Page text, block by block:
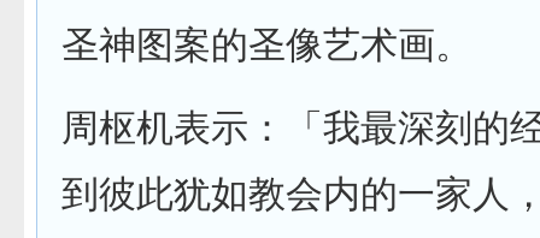
圣神图案的圣像艺术画。
周枢机表示：「我最深刻的
到彼此犹如教会内的一家人